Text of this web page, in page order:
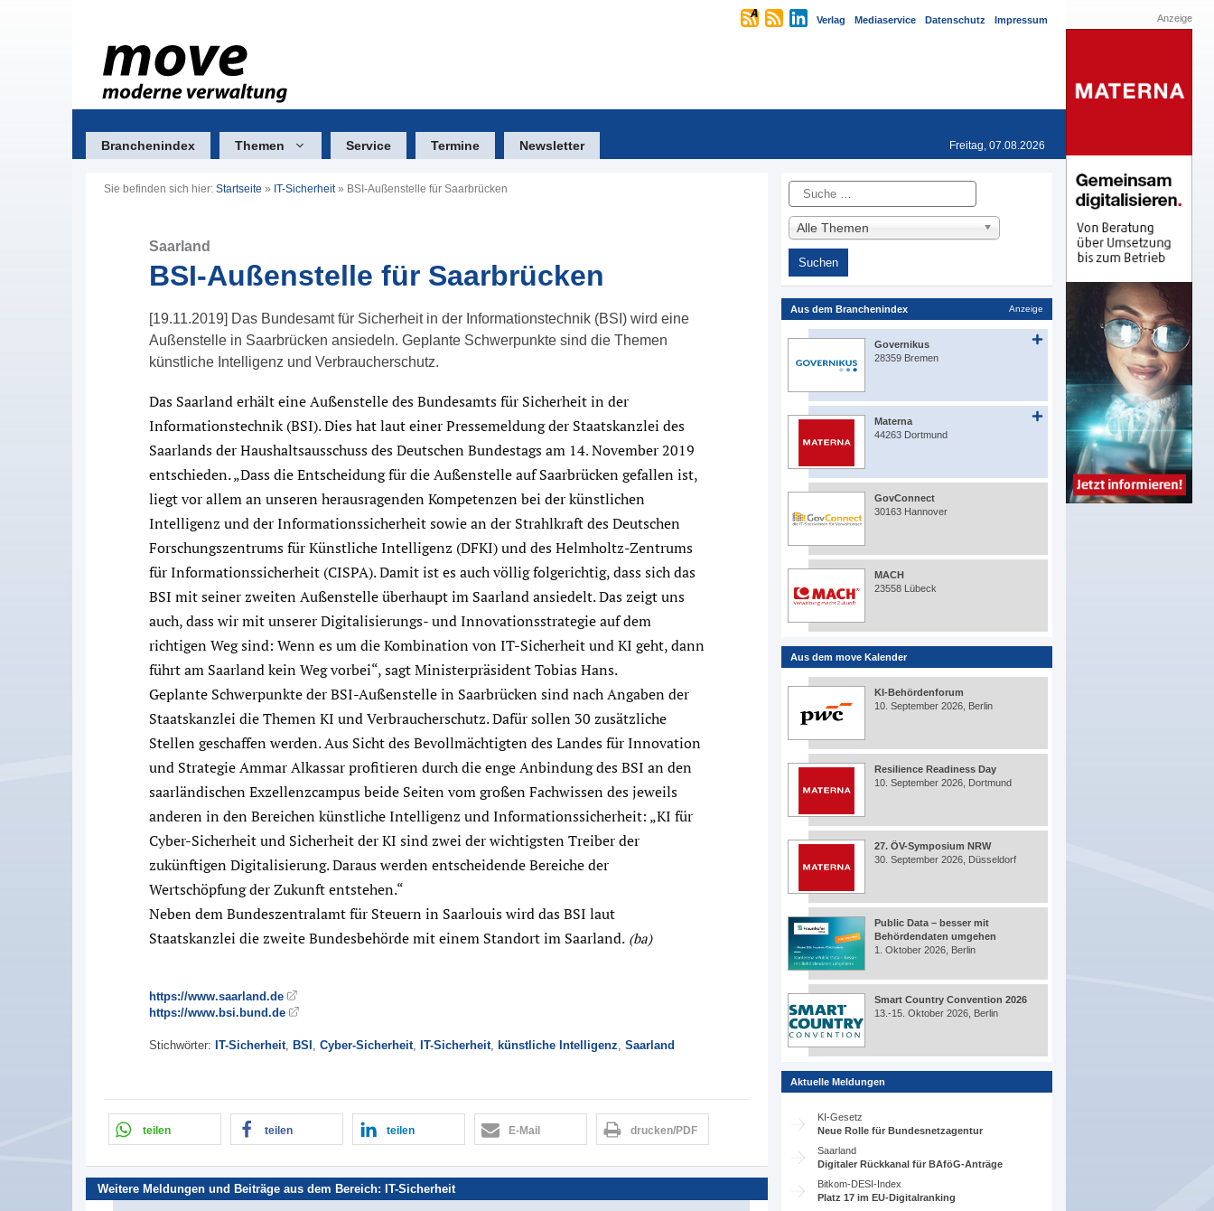
Verlag Mediaservice Datenschutz Impressum
Branchenindex Themen Service Termine Newsletter Freitag, 07.08.2026
Sie befinden sich hier: Startseite » IT-Sicherheit» BSI-Außenstelle für Saarbrücken
Saarland
BSI-Außenstelle für Saarbrücken
[19.11.2019] Das Bundesamt für Sicherheit in der Informationstechnik (BSI) wird eine
Außenstelle in Saarbrücken ansiedeln. Geplante Schwerpunkte sind die Themen
künstliche Intelligenz und Verbraucherschutz.
Das Saarland erhält eine Außenstelle des Bundesamts für Sicherheit in der
Informationstechnik (BSI). Dies hat laut einer Pressemeldung der Staatskanzlei des
Saarlands der Haushaltsausschuss des Deutschen Bundestags am 14. November 2019
entschieden. „Dass die Entscheidung für die Außenstelle auf Saarbrücken gefallen ist,
liegt vor allem an unseren herausragenden Kompetenzen bei der künstlichen
Intelligenz und der Informationssicherheit sowie an der Strahlkraft des Deutschen
Forschungszentrums für Künstliche Intelligenz (DFKI) und des Helmholtz-Zentrums
für Informationssicherheit (CISPA). Damit ist es auch völlig folgerichtig, dass sich das
BSI mit seiner zweiten Außenstelle überhaupt im Saarland ansiedelt. Das zeigt uns
auch, dass wir mit unserer Digitalisierungs- und Innovationsstrategie auf dem
richtigen Weg sind: Wenn es um die Kombination von IT-Sicherheit und KI geht, dann
führt am Saarland kein Weg vorbei“, sagt Ministerpräsident Tobias Hans.
Geplante Schwerpunkte der BSI-Außenstelle in Saarbrücken sind nach Angaben der
Staatskanzlei die Themen KI und Verbraucherschutz. Dafür sollen 30 zusätzliche
Stellen geschaffen werden. Aus Sicht des Bevollmächtigten des Landes für Innovation
und Strategie Ammar Alkassar profitieren durch die enge Anbindung des BSI an den
saarländischen Exzellenzcampus beide Seiten vom großen Fachwissen des jeweils
anderen in den Bereichen künstliche Intelligenz und Informationssicherheit: „KI für
Cyber-Sicherheit und Sicherheit der KI sind zwei der wichtigsten Treiber der
zukünftigen Digitalisierung. Daraus werden entscheidende Bereiche der
Wertschöpfung der Zukunft entstehen.“
Neben dem Bundeszentralamt für Steuern in Saarlouis wird das BSI laut
Staatskanzlei die zweite Bundesbehörde mit einem Standort im Saarland. (ba)
https://www.saarland.de
https://www.bsi.bund.de
Stichwörter: IT-Sicherheit, BSI , Cyber-Sicherheit, IT-Sicherheit, künstliche Intelligenz, Saarland
teilen teilen teilen E-Mail drucken/PDF
Weitere Meldungen und Beiträge aus dem Bereich: IT-Sicherheit
Suche
Alle Themen
Aus dem Branchenindex Anzeige
Governikus
28359 Bremen
Materna
44263 Dortmund
GovConnect
30163 Hannover
MACH
23558 Lübeck
Aus dem move Kalender
KI-Behördenforum
10. September 2026, Berlin
Resilience Readiness Day
10. September 2026, Dortmund
27. ÖV-Symposium NRW
30. September 2026, Düsseldorf
Public Data – besser mit
Behördendaten umgehen
1. Oktober 2026, Berlin
Smart Country Convention 2026
13.-15. Oktober 2026, Berlin
Aktuelle Meldungen
KI-Gesetz
Neue Rolle für Bundesnetzagentur
Saarland
Digitaler Rückkanal für BAföG-Anträge
Bitkom-DESI-Index
Platz 17 im EU-Digitalranking
Anzeige